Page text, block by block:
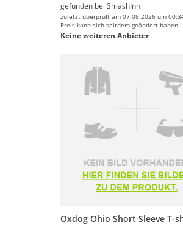
gefunden bei SmashInn
zuletzt überprüft am 07.08.2026 um
Preis kann sich seitdem geändert haben.
Keine weiteren Anbieter